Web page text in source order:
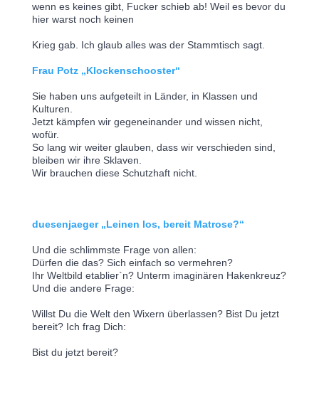
wenn es keines gibt, Fucker schieb ab! Weil es bevor du
hier warst noch keinen
Krieg gab. Ich glaub alles was der Stammtisch sagt.
Frau Potz „Klockenschooster“
Sie haben uns aufgeteilt in Länder, in Klassen und
Kulturen.
Jetzt kämpfen wir gegeneinander und wissen nicht,
wofür.
So lang wir weiter glauben, dass wir verschieden sind,
bleiben wir ihre Sklaven.
Wir brauchen diese Schutzhaft nicht.
duesenjaeger „Leinen los, bereit Matrose?“
Und die schlimmste Frage von allen:
Dürfen die das? Sich einfach so vermehren?
Ihr Weltbild etablier`n? Unterm imaginären Hakenkreuz?
Und die andere Frage:
Willst Du die Welt den Wixern überlassen? Bist Du jetzt
bereit? Ich frag Dich:
Bist du jetzt bereit?